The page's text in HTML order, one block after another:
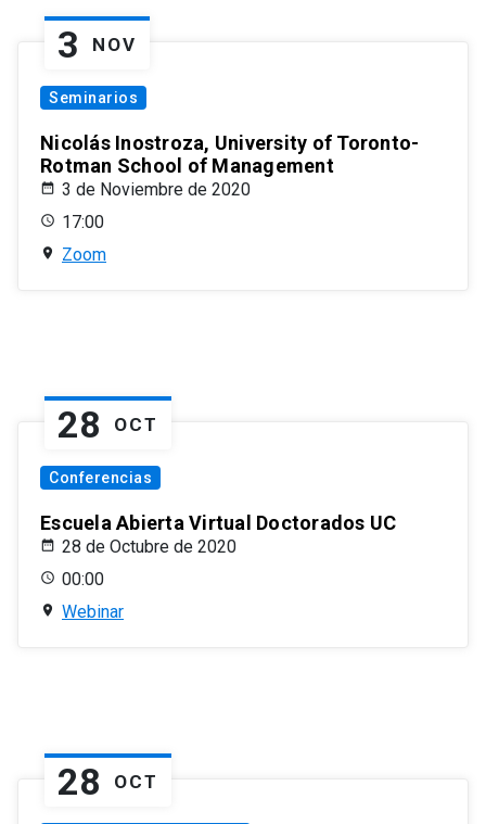
3 NOV
Seminarios
Nicolás Inostroza, University of Toronto-
Rotman School of Management
3 de Noviembre de 2020
17:00
Zoom
28 OCT
Conferencias
Escuela Abierta Virtual Doctorados UC
28 de Octubre de 2020
00:00
Webinar
28 OCT